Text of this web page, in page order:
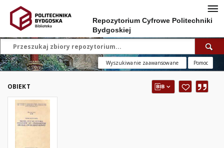
Repozytorium Cyfrowe Politechniki
Bydgoskiej
Wyszukiwanie zaawansowane Pomoc
OBIEKT